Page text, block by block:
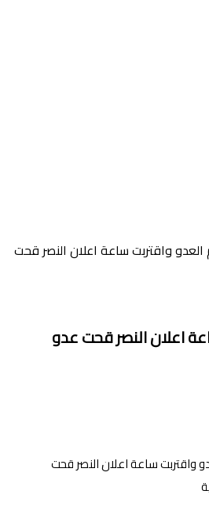
واقتربت ساعة اعلان النصر قحت
اعلان النصر قحت عدو